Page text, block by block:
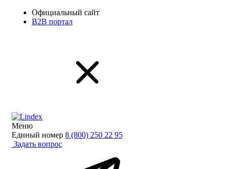
Официальный сайт
B2B портал
Меню
Единый номер 8 (800) 250 22 95
Задать вопрос